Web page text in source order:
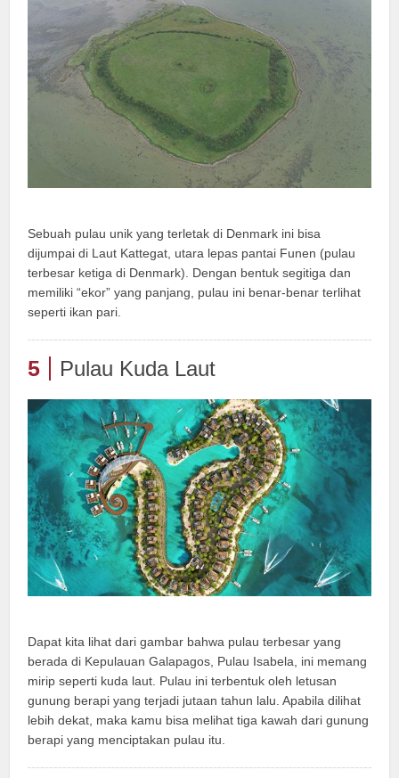
Sebuah pulau unik yang terletak di Denmark ini bisa
dijumpai di Laut Kattegat, utara lepas pantai Funen (pulau
terbesar ketiga di Denmark). Dengan bentuk segitiga dan
memiliki “ekor” yang panjang, pulau ini benar-benar terlihat
seperti ikan pari.
5 Pulau Kuda Laut
Dapat kita lihat dari gambar bahwa pulau terbesar yang
berada di Kepulauan Galapagos, Pulau Isabela, ini memang
mirip seperti kuda laut. Pulau ini terbentuk oleh letusan
gunung berapi yang terjadi jutaan tahun lalu. Apabila dilihat
lebih dekat, maka kamu bisa melihat tiga kawah dari gunung
berapi yang menciptakan pulau itu.